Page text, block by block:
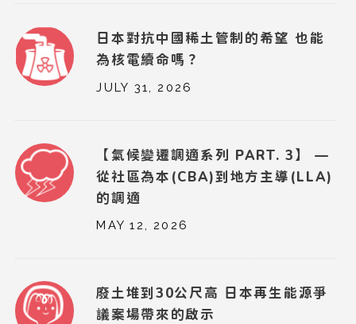
日本對抗中國稀土管制的希望 也能
為核電續命嗎？
JULY 31, 2026
【氣候變遷調適系列 PART. 3】 —
從社區為本(CBA)到地方主導(LLA)
的調適
MAY 12, 2026
廢土堆到30公尺高 日本再生能源爭
議案場帶來的啟示